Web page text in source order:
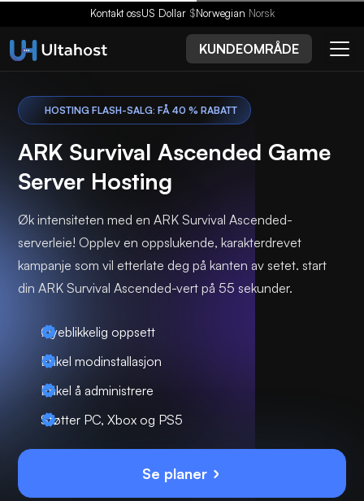
Kontakt ossUS Dollar $Norwegian Norsk
KUNDEOMRÅDE
HOSTING FLASH-SALG: FÅ 40 % RABATT
ARK Survival Ascended Game
Server Hosting
Øk intensiteten med en ARK Survival Ascended-
serverleie! Opplev en oppslukende, karakterdrevet
kampanje som vil etterlate deg på kanten av setet. start
din ARK Survival Ascended-vert på 55 sekunder.
Øyeblikkelig oppsett
Enkel modinstallasjon
Enkel å administrere
Støtter PC, Xbox og PS5
Se planer